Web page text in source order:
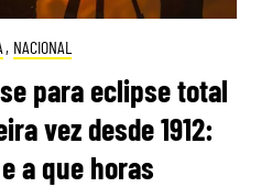
, NACIONAL
para eclipse total
vez desde 1912:
a que horas